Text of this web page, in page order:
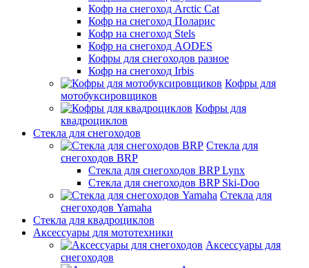
Кофр на снегоход Arctic Cat
Кофр на снегоход Поларис
Кофр на снегоход Stels
Кофр на снегоход AODES
Кофры для снегоходов разное
Кофр на снегоход Irbis
Кофры для
мотобуксировщиков
Кофры для
квадроциклов
Стекла для снегоходов
Стекла для
снегоходов BRP
Стекла для снегоходов BRP Lynx
Стекла для снегоходов BRP Ski-Doo
Стекла для
снегоходов Yamaha
Стекла для квадроциклов
Аксессуары для мототехники
Аксессуары для
снегоходов